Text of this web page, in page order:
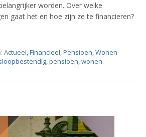
worden. Over welke
gaat het en hoe zijn ze te financieren?
Actueel,Financieel,Pensioen,Wonen
,pensioen,wonen